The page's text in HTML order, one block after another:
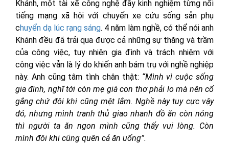
Khánh, một tài xế công nghệ đầy kinh nghiệm từng nổi
tiếng mạng xã hội với chuyến xe cứu sống sản phụ
chuyển dạ lúc rạng sáng. 4 năm làm nghề, có thể nói anh
Khánh đều đã trải qua được cả những sự thăng và trầm
của công việc, tuy nhiên gia đình và trách nhiệm với
công việc vẫn là lý do khiến anh bám trụ với nghề nghiệp
này. Anh cũng tâm tình chân thật: “Mình vì cuộc sống
gia đình, nghĩ tới còn mẹ già con thơ phải lo mà nên cố
gắng chứ đôi khi cũng mệt lắm. Nghề này tuy cực vậy
đó, nhưng mình tranh thủ giao nhanh đồ ăn còn nóng
thì người ta ăn ngon mình cũng thấy vui lòng. Còn
mình đôi khi cũng quên cả ăn uống”.